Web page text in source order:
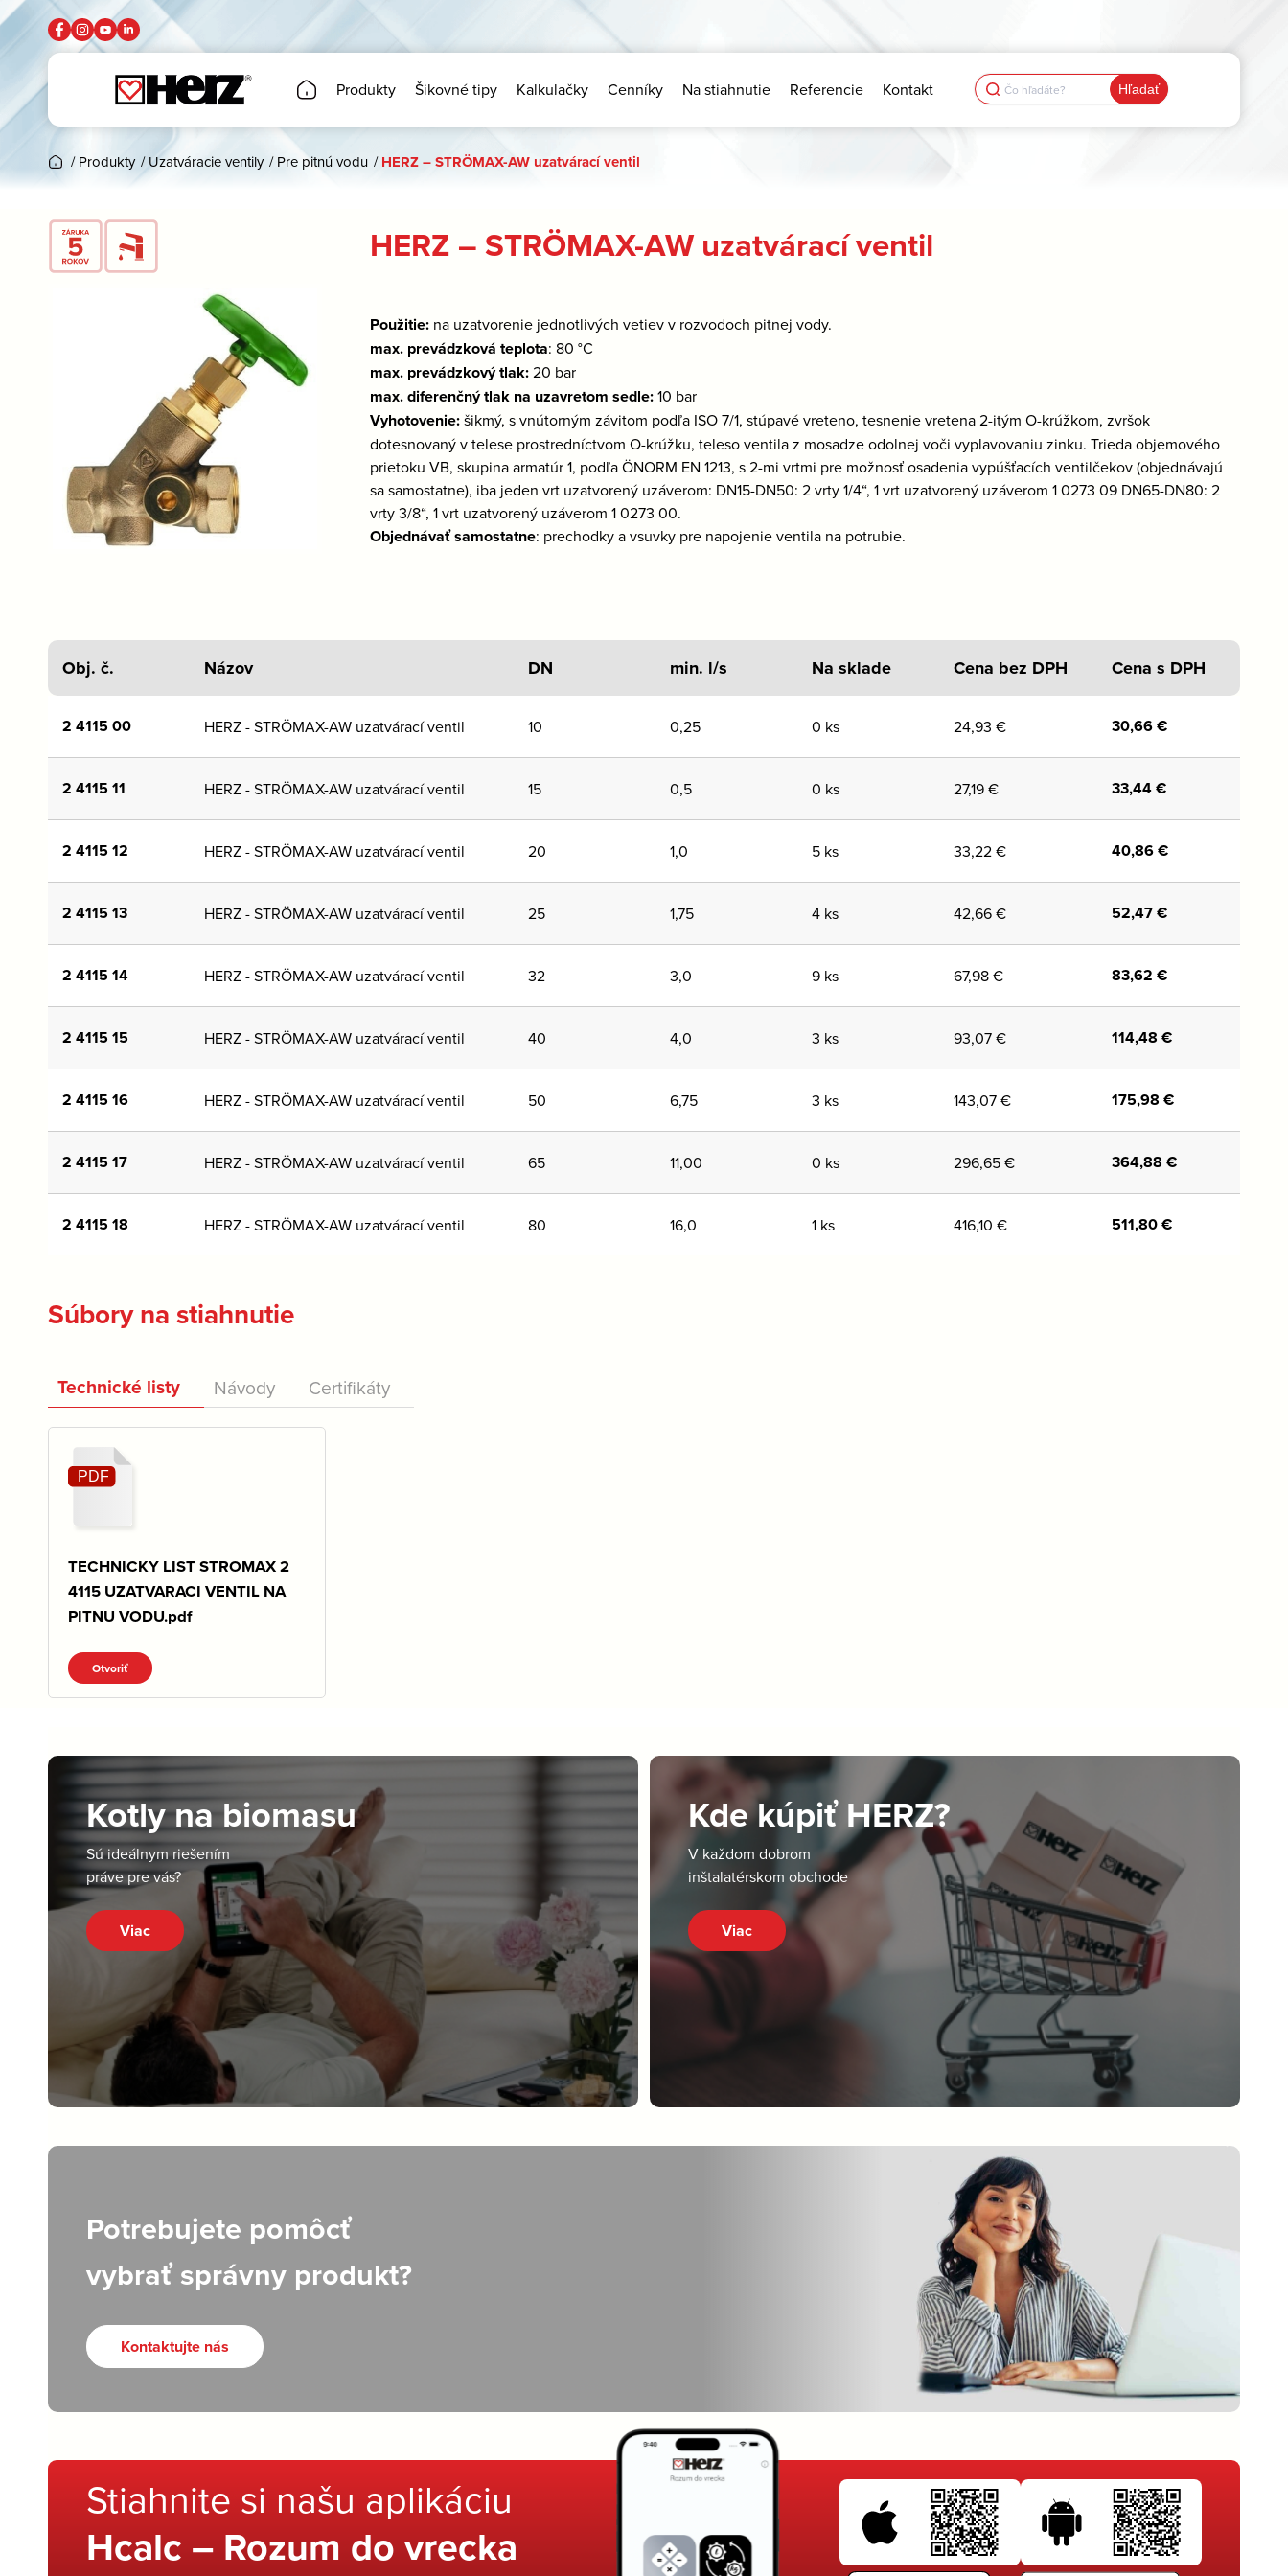
Produkty Šikovné tipy Kalkulačky Cenníky Na stiahnutie Referencie Kontakt Search
for:
/ Produkty / Uzatváracie ventily / Pre pitnú vodu / HERZ – STRÖMAX-AW uzatvárací ventil
HERZ – STRÖMAX-AW uzatvárací ventil
Použitie: na uzatvorenie jednotlivých vetiev v rozvodoch pitnej vody.
max. prevádzková teplota: 80 °C
max. prevádzkový tlak:20 bar
max. diferenčný tlak na uzavretom sedle:10 bar
Vyhotovenie:šikmý, s vnútorným závitom podľa ISO 7/1, stúpavé vreteno, tesnenie vretena 2-itým O-krúžkom, zvršok
dotesnovaný v telese prostredníctvom O-krúžku, teleso ventila z mosadze odolnej voči vyplavovaniu zinku. Trieda objemového
prietoku VB, skupina armatúr 1, podľa ÖNORM EN 1213, s 2-mi vrtmi pre možnosť osadenia vypúšťacích ventilčekov (objednávajú
sa samostatne), iba jeden vrt uzatvorený uzáverom: DN15-DN50: 2 vrty 1/4“, 1 vrt uzatvorený uzáverom 1 0273 09 DN65-DN80: 2
vrty 3/8“, 1 vrt uzatvorený uzáverom 1 0273 00.
Objednávať samostatne: prechodky a vsuvky pre napojenie ventila na potrubie.
Obj. č. Názov DN min. l/s Na sklade Cena bez DPH Cena s DPH
2 4115 00 HERZ - STRÖMAX-AW uzatvárací ventil 10 0,25 0 ks 24,93 € 30,66€
2 4115 11 HERZ - STRÖMAX-AW uzatvárací ventil 15 0,5 0 ks 27,19€ 33,44€
2 4115 12 HERZ - STRÖMAX-AW uzatvárací ventil 20 1,0 5 ks 33,22€ 40,86€
2 4115 13 HERZ - STRÖMAX-AW uzatvárací ventil 25 1,75 4 ks 42,66€ 52,47€
2 4115 14 HERZ - STRÖMAX-AW uzatvárací ventil 32 3,0 9 ks 67,98€ 83,62 €
2 4115 15 HERZ - STRÖMAX-AW uzatvárací ventil 40 4,0 3 ks 93,07€ 114,48 €
2 4115 16 HERZ - STRÖMAX-AW uzatvárací ventil 50 6,75 3 ks 143,07€ 175,98 €
2 4115 17 HERZ - STRÖMAX-AW uzatvárací ventil 65 11,00 0 ks 296,65€ 364,88 €
2 4115 18 HERZ - STRÖMAX-AW uzatvárací ventil 80 16,0 1 ks 416,10 € 511,80€
Súbory na stiahnutie
Technické listy Návody Certifikáty
TECHNICKY LIST STROMAX 2
4115 UZATVARACI VENTIL NA
PITNU VODU.pdf
Otvoriť
Kotly na biomasu
Sú ideálnym riešením
práve pre vás?
Viac
Kde kúpiť HERZ?
V každom dobrom
inštalatérskom obchode
Viac
Potrebujete pomôcť
vybrať správny produkt?
Kontaktujte nás
Stiahnite si našu aplikáciu
Hcalc – Rozum do vrecka